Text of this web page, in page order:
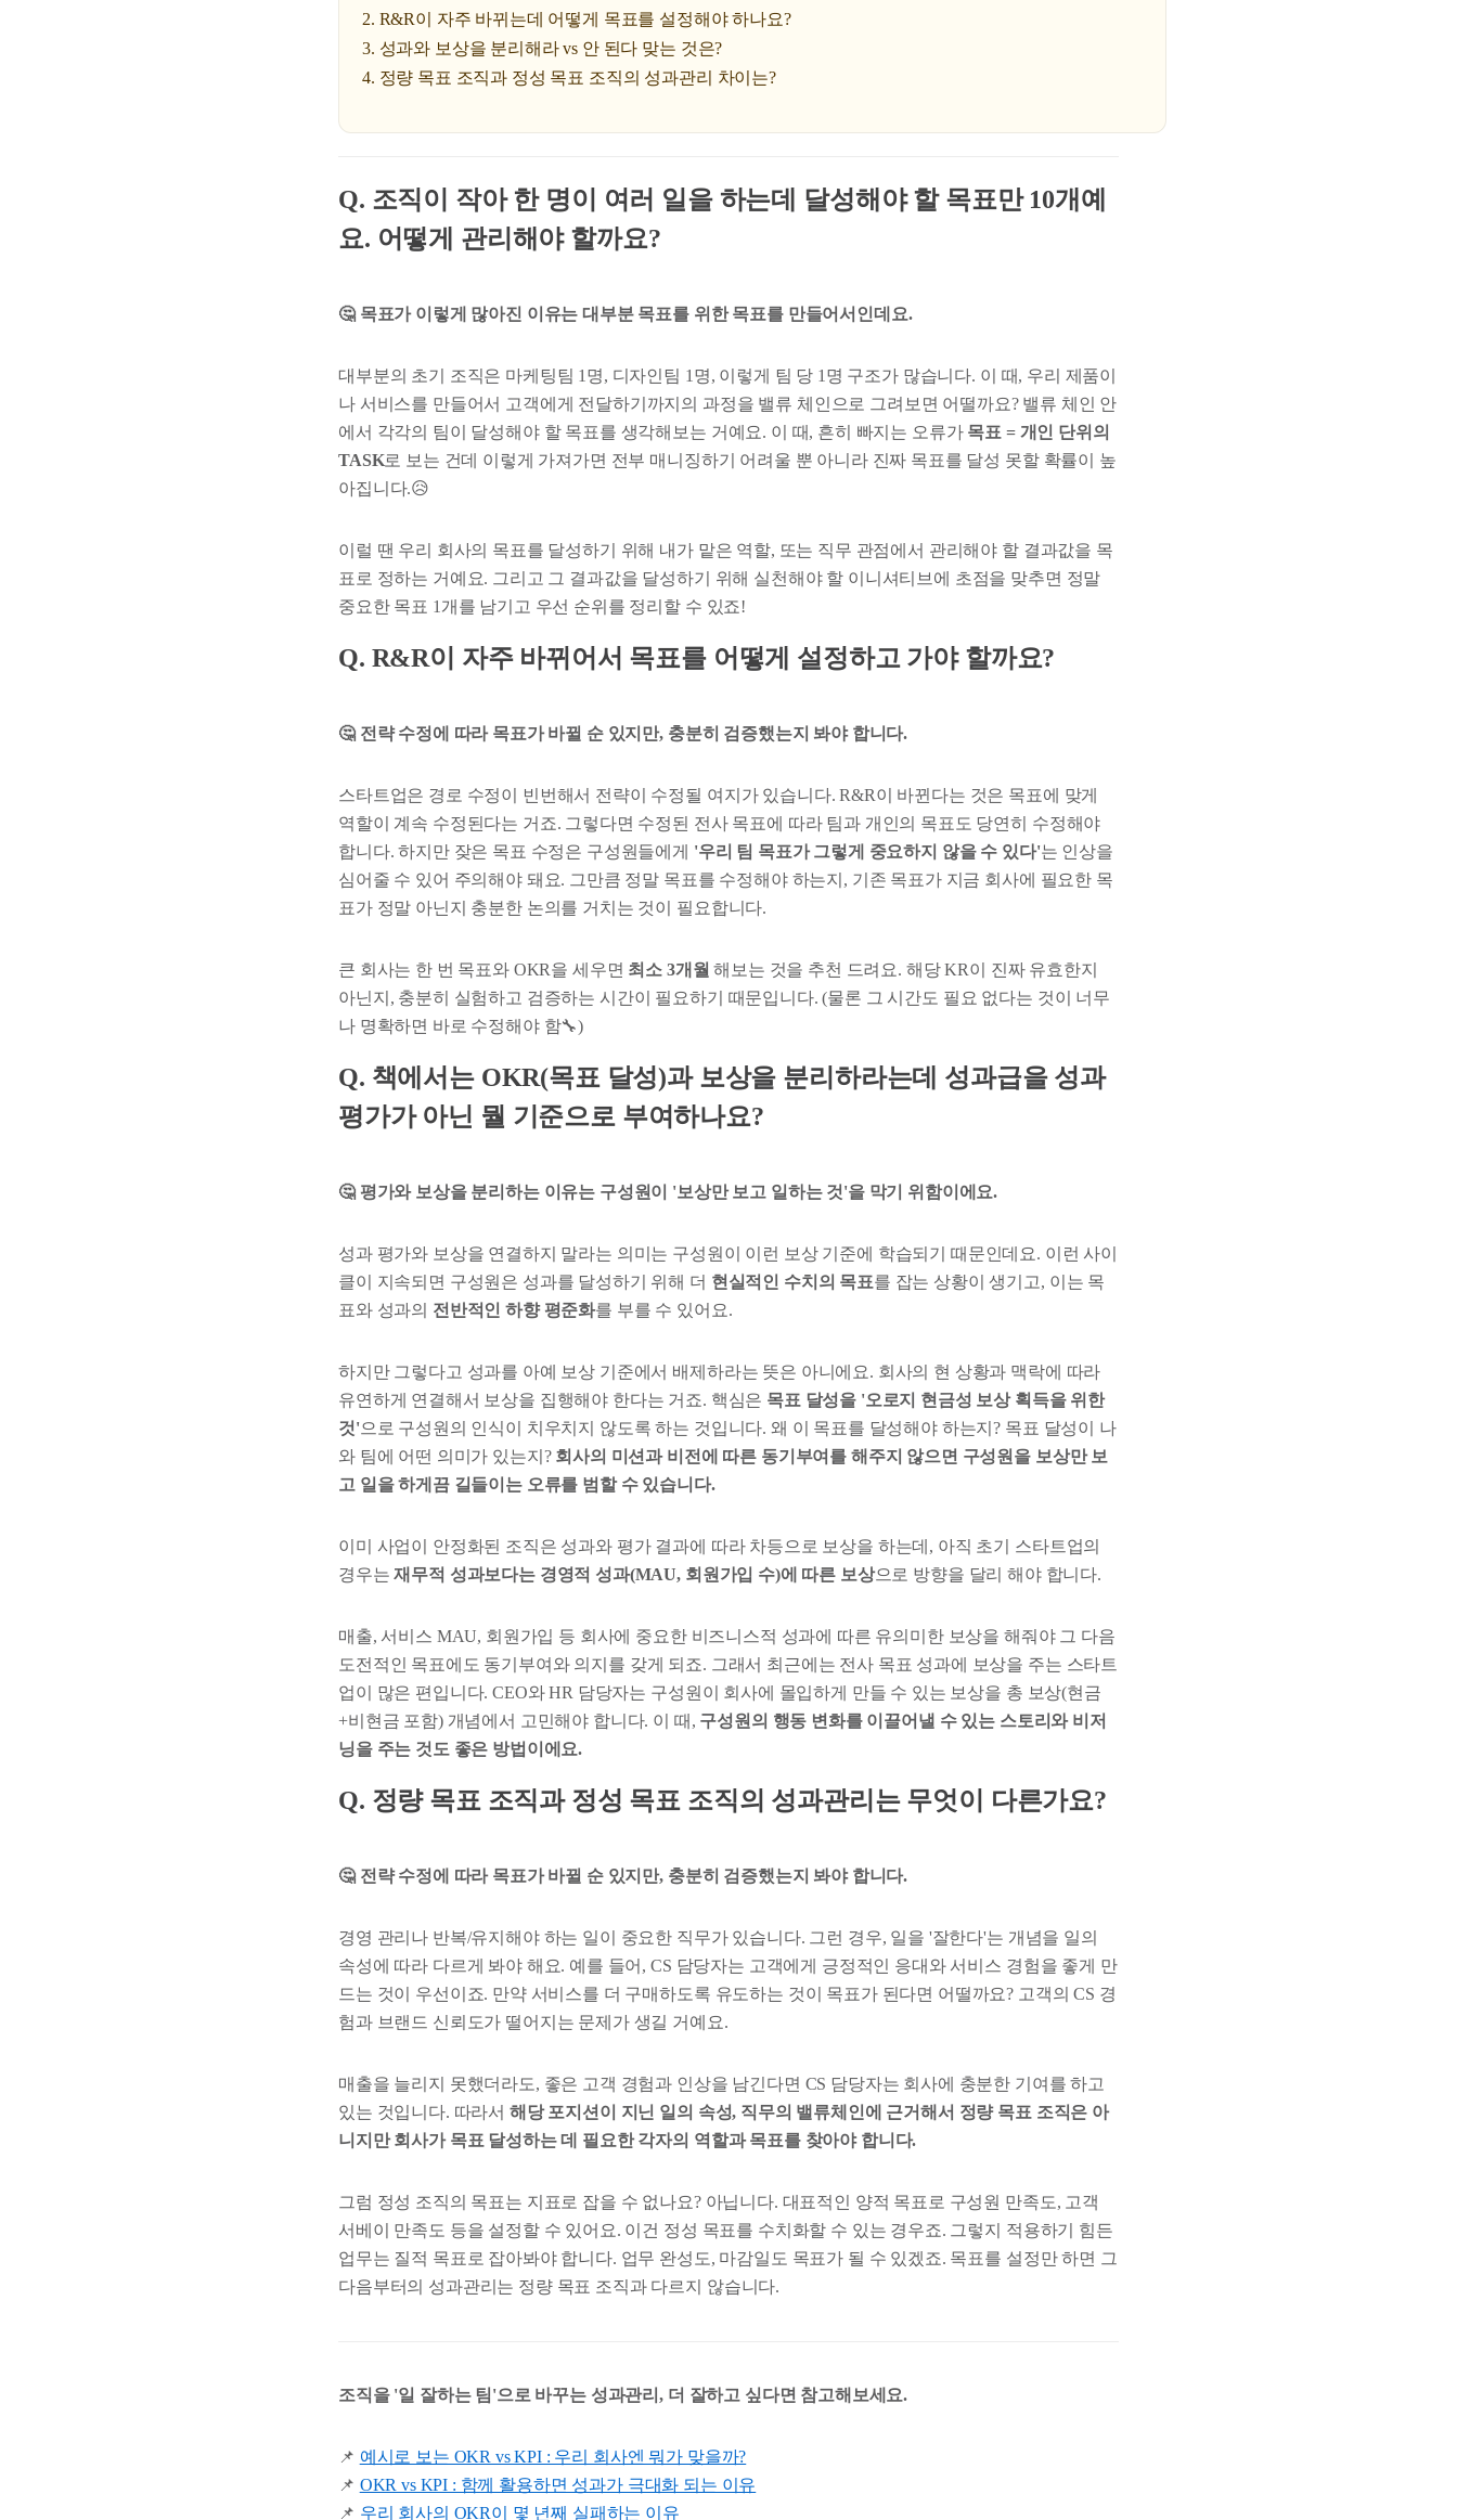
2. R&R이 자주 바뀌는데 어떻게 목표를 설정해야 하나요?
3. 성과와 보상을 분리해라 vs 안 된다 맞는 것은?
4. 정량 목표 조직과 정성 목표 조직의 성과관리 차이는?
Q. 조직이 작아 한 명이 여러 일을 하는데 달성해야 할 목표만 10개예
요. 어떻게 관리해야 할까요?
🤔 목표가 이렇게 많아진 이유는 대부분 목표를 위한 목표를 만들어서인데요.
대부분의 초기 조직은 마케팅팀 1명, 디자인팀 1명, 이렇게 팀 당 1명 구조가 많습니다. 이 때, 우리 제품이
나 서비스를 만들어서 고객에게 전달하기까지의 과정을 밸류 체인으로 그려보면 어떨까요? 밸류 체인 안
에서 각각의 팀이 달성해야 할 목표를 생각해보는 거예요. 이 때, 흔히 빠지는 오류가 목표 = 개인 단위의
TASK로 보는 건데 이렇게 가져가면 전부 매니징하기 어려울 뿐 아니라 진짜 목표를 달성 못할 확률이 높
아집니다.😥
이럴 땐 우리 회사의 목표를 달성하기 위해 내가 맡은 역할, 또는 직무 관점에서 관리해야 할 결과값을 목
표로 정하는 거예요. 그리고 그 결과값을 달성하기 위해 실천해야 할 이니셔티브에 초점을 맞추면 정말
중요한 목표 1개를 남기고 우선 순위를 정리할 수 있죠!
Q. R&R이 자주 바뀌어서 목표를 어떻게 설정하고 가야 할까요?
🤔 전략 수정에 따라 목표가 바뀔 순 있지만, 충분히 검증했는지 봐야 합니다.
스타트업은 경로 수정이 빈번해서 전략이 수정될 여지가 있습니다. R&R이 바뀐다는 것은 목표에 맞게
역할이 계속 수정된다는 거죠. 그렇다면 수정된 전사 목표에 따라 팀과 개인의 목표도 당연히 수정해야
합니다. 하지만 잦은 목표 수정은 구성원들에게 '우리 팀 목표가 그렇게 중요하지 않을 수 있다'는 인상을
심어줄 수 있어 주의해야 돼요. 그만큼 정말 목표를 수정해야 하는지, 기존 목표가 지금 회사에 필요한 목
표가 정말 아닌지 충분한 논의를 거치는 것이 필요합니다.
큰 회사는 한 번 목표와 OKR을 세우면 최소 3개월 해보는 것을 추천 드려요. 해당 KR이 진짜 유효한지
아닌지, 충분히 실험하고 검증하는 시간이 필요하기 때문입니다. (물론 그 시간도 필요 없다는 것이 너무
나 명확하면 바로 수정해야 함🔧)
Q. 책에서는 OKR(목표 달성)과 보상을 분리하라는데 성과급을 성과
평가가 아닌 뭘 기준으로 부여하나요?
🤔 평가와 보상을 분리하는 이유는 구성원이 '보상만 보고 일하는 것'을 막기 위함이에요.
성과 평가와 보상을 연결하지 말라는 의미는 구성원이 이런 보상 기준에 학습되기 때문인데요. 이런 사이
클이 지속되면 구성원은 성과를 달성하기 위해 더 현실적인 수치의 목표를 잡는 상황이 생기고, 이는 목
표와 성과의 전반적인 하향 평준화를 부를 수 있어요.
하지만 그렇다고 성과를 아예 보상 기준에서 배제하라는 뜻은 아니에요. 회사의 현 상황과 맥락에 따라
유연하게 연결해서 보상을 집행해야 한다는 거죠. 핵심은 목표 달성을 '오로지 현금성 보상 획득을 위한
것'으로 구성원의 인식이 치우치지 않도록 하는 것입니다. 왜 이 목표를 달성해야 하는지? 목표 달성이 나
와 팀에 어떤 의미가 있는지? 회사의 미션과 비전에 따른 동기부여를 해주지 않으면 구성원을 보상만 보
고 일을 하게끔 길들이는 오류를 범할 수 있습니다.
이미 사업이 안정화된 조직은 성과와 평가 결과에 따라 차등으로 보상을 하는데, 아직 초기 스타트업의
경우는재무적 성과보다는 경영적 성과(MAU, 회원가입 수)에 따른 보상으로 방향을 달리 해야 합니다.
매출, 서비스 MAU, 회원가입 등 회사에 중요한 비즈니스적 성과에 따른 유의미한 보상을 해줘야 그 다음
도전적인 목표에도 동기부여와 의지를 갖게 되죠. 그래서 최근에는 전사 목표 성과에 보상을 주는 스타트
업이 많은 편입니다. CEO와 HR 담당자는 구성원이 회사에 몰입하게 만들 수 있는 보상을 총 보상(현금
+비현금 포함) 개념에서 고민해야 합니다. 이 때, 구성원의 행동 변화를 이끌어낼 수 있는 스토리와 비저
닝을 주는 것도 좋은 방법이에요.
Q. 정량 목표 조직과 정성 목표 조직의 성과관리는 무엇이 다른가요?
🤔 전략 수정에 따라 목표가 바뀔 순 있지만, 충분히 검증했는지 봐야 합니다.
경영 관리나 반복/유지해야 하는 일이 중요한 직무가 있습니다. 그런 경우, 일을 '잘한다'는 개념을 일의
속성에 따라 다르게 봐야 해요. 예를 들어, CS 담당자는 고객에게 긍정적인 응대와 서비스 경험을 좋게 만
드는 것이 우선이죠. 만약 서비스를 더 구매하도록 유도하는 것이 목표가 된다면 어떨까요? 고객의 CS 경
험과 브랜드 신뢰도가 떨어지는 문제가 생길 거예요.
매출을 늘리지 못했더라도, 좋은 고객 경험과 인상을 남긴다면 CS 담당자는 회사에 충분한 기여를 하고
있는 것입니다. 따라서 해당 포지션이 지닌 일의 속성, 직무의 밸류체인에 근거해서 정량 목표 조직은 아
니지만 회사가 목표 달성하는 데 필요한 각자의 역할과 목표를 찾아야 합니다.
그럼 정성 조직의 목표는 지표로 잡을 수 없나요? 아닙니다. 대표적인 양적 목표로 구성원 만족도, 고객
서베이 만족도 등을 설정할 수 있어요. 이건 정성 목표를 수치화할 수 있는 경우죠. 그렇지 적용하기 힘든
업무는 질적 목표로 잡아봐야 합니다. 업무 완성도, 마감일도 목표가 될 수 있겠죠. 목표를 설정만 하면 그
다음부터의 성과관리는 정량 목표 조직과 다르지 않습니다.
조직을 '일 잘하는 팀'으로 바꾸는 성과관리, 더 잘하고 싶다면 참고해보세요.
📌 예시로 보는 OKR vs KPI : 우리 회사엔 뭐가 맞을까?
📌 OKR vs KPI : 함께 활용하면 성과가 극대화 되는 이유
📌 우리 회사의 OKR이 몇 년째 실패하는 이유